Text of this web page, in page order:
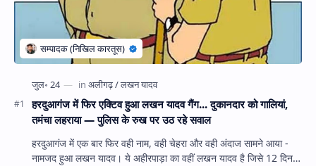
हरदुआगंज में फिर एक्टिव हुआ लखन यादव गैंग... दुकानदार को गालियां,
तमंचा लहराया — पुलिस के रुख पर उठ रहे सवाल
हरदुआगंज में एक बार फिर वही नाम, वही चेहरा और वही अंदाज सामने आया -
नामजद हुआ लखन यादव। ये अहीरपाड़ा का वहीं लखन यादव है जिसे 12 दिन